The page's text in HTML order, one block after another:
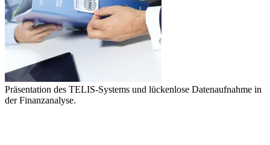
Präsentation des TELIS-Systems und lückenlose Datenaufnahme in
der Finanzanalyse.